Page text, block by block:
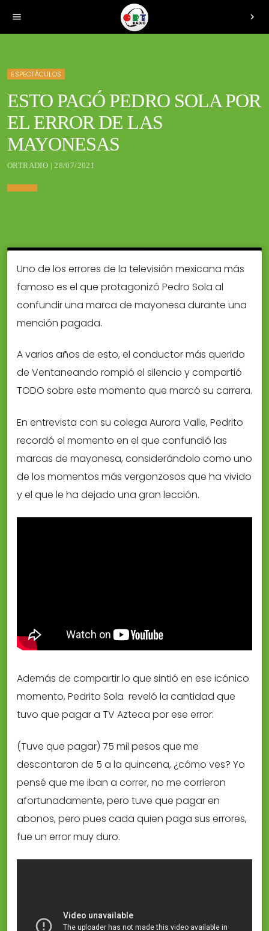
menu chevron_right
ESPECTÁCULOS
ESTO PAGÓ PEDRO SOLA POR
EL ERROR DE LAS
MAYONESAS
ORTRADIO | 28/07/2021
Uno de los errores de la televisión mexicana más
famoso es el que protagonizó Pedro Sola al
confundir una marca de mayonesa durante una
mención pagada.
A varios años de esto, el conductor más querido
de Ventaneando rompió el silencio y compartió
TODO sobre este momento que marcó su carrera.
En entrevista con su colega Aurora Valle, Pedrito
recordó el momento en el que confundió las
marcas de mayonesa, considerándolo como uno
de los momentos más vergonzosos que ha vivido
y el que le ha dejado una gran lección.
Además de compartir lo que sintió en ese icónico
momento, Pedrito Sola reveló la cantidad que
tuvo que pagar a TV Azteca por ese error:
(Tuve que pagar) 75 mil pesos que me
descontaron de 5 a la quincena, ¿cómo ves? Yo
pensé que me iban a correr, no me corrieron
afortunadamente, pero tuve que pagar en
abonos, pero pues cada quien paga sus errores,
fue un error muy duro.